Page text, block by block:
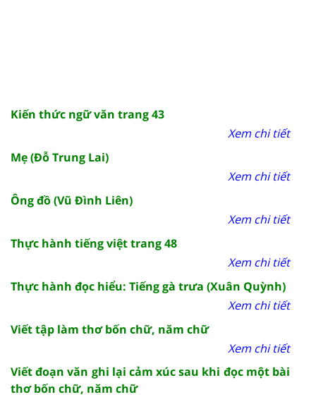
Kiến thức ngữ văn trang 43
Xem chi tiết
Mẹ (Đỗ Trung Lai)
Xem chi tiết
Ông đồ (Vũ Đình Liên)
Xem chi tiết
Thực hành tiếng việt trang 48
Xem chi tiết
Thực hành đọc hiểu: Tiếng gà trưa (Xuân Quỳnh)
Xem chi tiết
Viết tập làm thơ bốn chữ, năm chữ
Xem chi tiết
Viết đoạn văn ghi lại cảm xúc sau khi đọc một bài
thơ bốn chữ, năm chữ